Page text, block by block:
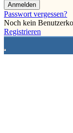
Passwort vergessen?
Noch kein
Registrieren